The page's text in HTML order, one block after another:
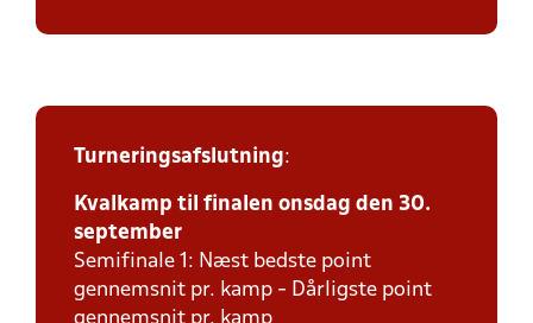
Turneringsafslutning:
Kvalkamp til finalen onsdag den 30.
september
Semifinale 1: Næst bedste point
gennemsnit pr. kamp - Dårligste point
gennemsnit pr. kamp